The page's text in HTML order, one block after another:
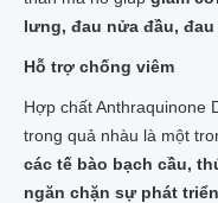
lưng, đau nửa đầu,
Hỗ trợ chống viêm
Hợp chất Anthraquinone
trong quả nhàu là một
các tế bào bạch cầu,
ngăn chặn sự phát